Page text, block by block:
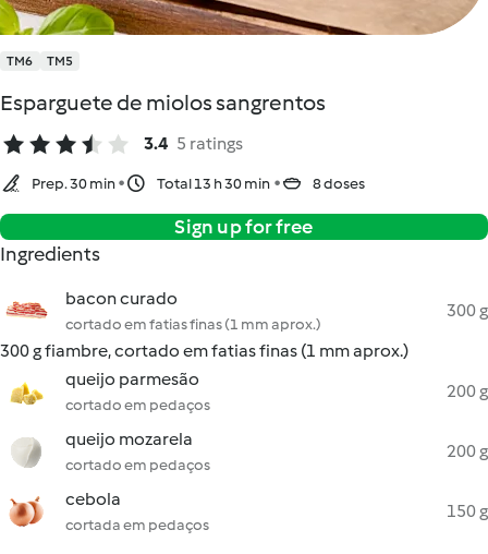
TM6 TM5
Esparguete de miolos sangrentos
3.4 5 ratings
Prep. 30 min Total 13 h 30 min 8 doses
Sign up for free
Ingredients
bacon curado
cortado em fatias finas (1 mm aprox.)
300 g
300 g fiambre, cortado em fatias finas (1 mm aprox.)
queijo parmesão
cortado em pedaços
200 g
queijo mozarela
cortado em pedaços
200 g
cebola
cortada em pedaços
150 g